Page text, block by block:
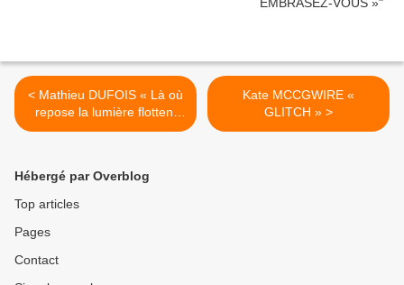
< Mathieu DUFOIS « Là où
repose la lumière flottent
les cendres »
Kate MCCGWIRE «
GLITCH » >
Hébergé par Overblog
Top articles
Pages
Contact